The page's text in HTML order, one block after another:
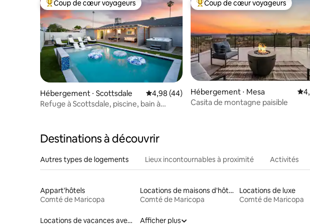
Coups de cœur voyageurs les plus appréciés
Coup de cœur voyageurs
Hébergement ⋅ Scottsdale Évaluation moyenne sur la base de 44
4,98 (44)
Refuge à Scottsdale, piscine, bain à
Coups de cœur voyageurs les
Coup de cœur voyageurs
Hébergement ⋅ Mesa
Casita de montagne paisible
Destinations à découvrir
Autres types de logements Lieux incontournables à proximité Activités
Appart'hôtels
Comté de Maricopa
Locations de maisons d'hôtes
Comté de Maricopa
Locations de luxe
Comté de Maricopa
Locations de vacances avec piscine Afficher plus